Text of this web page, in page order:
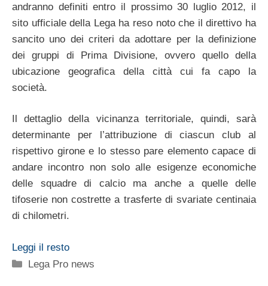
andranno definiti entro il prossimo 30 luglio 2012, il
sito ufficiale della Lega ha reso noto che il direttivo ha
sancito uno dei criteri da adottare per la definizione
dei gruppi di Prima Divisione, ovvero quello della
ubicazione geografica della città cui fa capo la
società.
Il dettaglio della vicinanza territoriale, quindi, sarà
determinante per l’attribuzione di ciascun club al
rispettivo girone e lo stesso pare elemento capace di
andare incontro non solo alle esigenze economiche
delle squadre di calcio ma anche a quelle delle
tifoserie non costrette a trasferte di svariate centinaia
di chilometri.
Leggi il resto
Categorie
Lega Pro news